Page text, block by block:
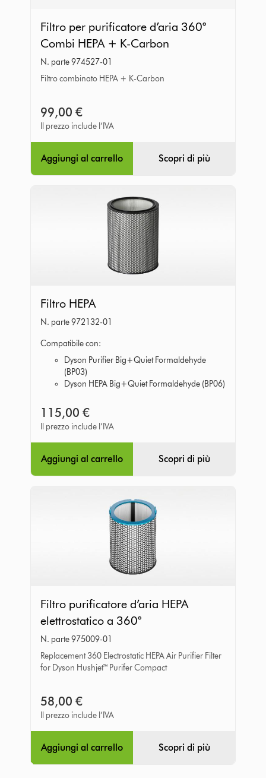
per
purificatore
d’aria
360°
HEPA
+
Carbon
Filtro per purificatore d’aria 360°
Combi HEPA + K-Carbon
N. parte 974527-01
Filtro combinato HEPA + K-Carbon
99,00 €
Il prezzo include l’IVA
Aggiungi al carrello Scopri di più
HEPA
Filtro HEPA
N. parte 972132-01
Compatibile con:
Dyson Purifier Big+Quiet Formaldehyde
(BP03)
Dyson HEPA Big+Quiet Formaldehyde (BP06)
115,00 €
Il prezzo include l’IVA
Aggiungi al carrello Scopri di più
purificatore
d’aria
HEPA
elettrostatico
360°
Filtro purificatore d’aria HEPA
elettrostatico a 360°
N. parte 975009-01
Replacement 360 Electrostatic HEPA Air Purifier Filter
for Dyson Hushjet™ Purifer Compact
58,00 €
Il prezzo include l’IVA
Aggiungi al carrello Scopri di più